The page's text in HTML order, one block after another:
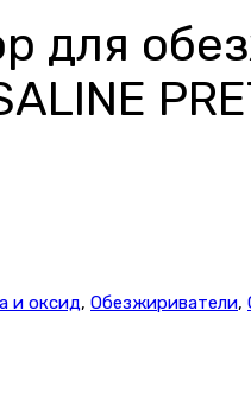
для
и оксид, Обезжириватели,